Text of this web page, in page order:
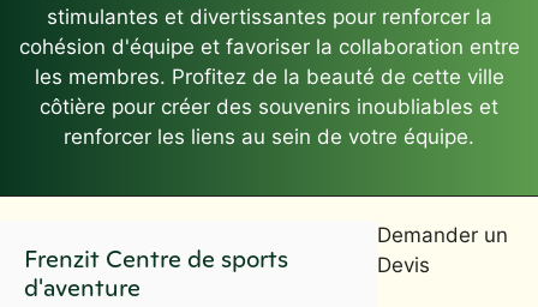
stimulantes et divertissantes pour renforcer la
cohésion d'équipe et favoriser la collaboration entre
les membres. Profitez de la beauté de cette ville
côtière pour créer des souvenirs inoubliables et
renforcer les liens au sein de votre équipe.
Frenzit Centre de sports
d'aventure
Demander un
Devis